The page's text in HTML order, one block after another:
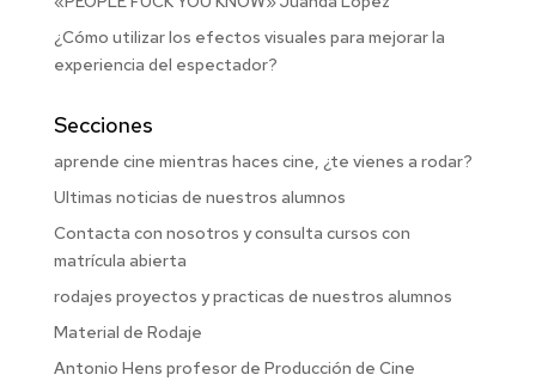
¿Cómo utilizar los efectos visuales para mejorar la
experiencia del espectador?
Secciones
aprende cine mientras haces cine, ¿te vienes a rodar?
Ultimas noticias de nuestros alumnos
Contacta con nosotros y consulta cursos con
matrícula abierta
rodajes proyectos y practicas de nuestros alumnos
Material de Rodaje
Antonio Hens profesor de Producción de Cine